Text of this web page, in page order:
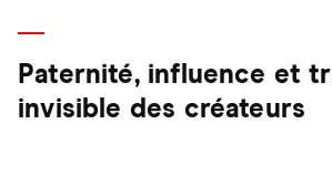
Paternité, influence et
invisible des créateurs